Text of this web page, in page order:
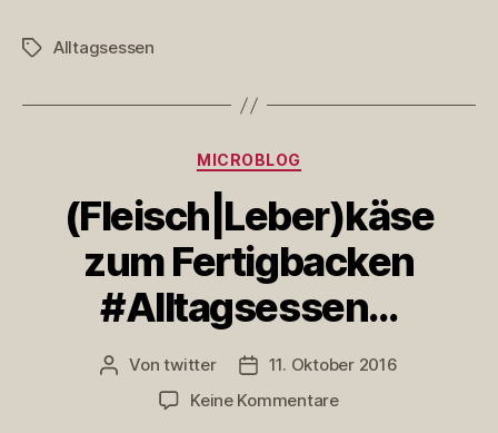
Schlagwörter
Alltagsessen
Kategorien
MICROBLOG
(Fleisch|Leber)käse
zum Fertigbacken
#Alltagsessen…
Beitragsautor
Vontwitter Veröffentlichungsdatum
11. Oktober 2016
Keine Kommentarezu